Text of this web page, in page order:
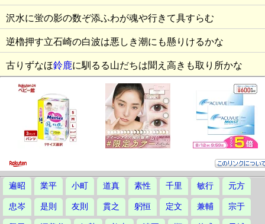
沢水に蛍の影の数ぞ添ふわが魂や行きて具すらむ
逆櫓押す立石崎の白波は悪しき潮にも懸りけるかな
古りずなほ鈴鹿に馴るる山だちは聞え高きも取り所かな
遍昭 業平 小町 道真 素性 千里 敏行 元方
忠岑 是則 友則 貫之 躬恒 定文 兼輔 宗于